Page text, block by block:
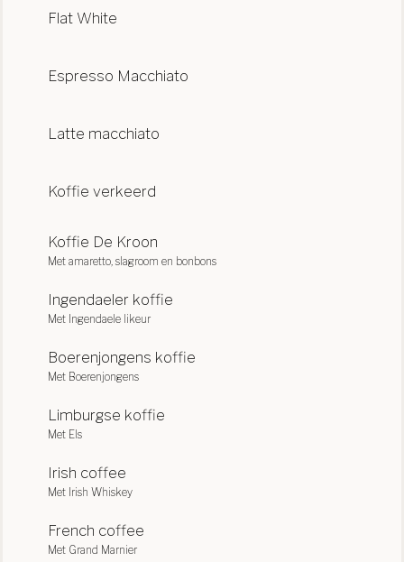
Flat White
Espresso Macchiato
Latte macchiato
Koffie verkeerd
Koffie De Kroon
Met amaretto, slagroom en bonbons
Ingendaeler koffie
Met Ingendaele likeur
Boerenjongens koffie
Met Boerenjongens
Limburgse koffie
Met Els
Irish coffee
Met Irish Whiskey
French coffee
Met Grand Marnier